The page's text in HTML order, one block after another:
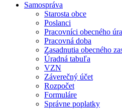
Samospráva
Starosta obce
Poslanci
Pracovníci obecného
Pracovná doba
Zasadnutia obecného
Úradná tabuľa
VZN
Záverečný účet
Rozpočet
Formuláre
Správne poplatky